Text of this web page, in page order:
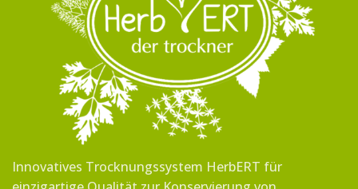
Innovatives Trocknungssystem HerbERT für